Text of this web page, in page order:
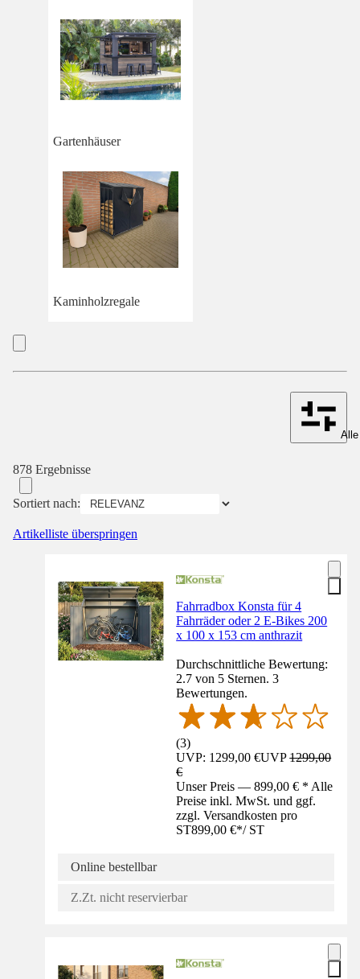
Gartenhäuser
Kaminholzregale
878 Ergebnisse
Sortiert nach:
Artikelliste überspringen
Fahrradbox Konsta für 4
Fahrräder oder 2 E-Bikes 200
x 100 x 153 cm anthrazit
Durchschnittliche Bewertung:
2.7 von 5 Sternen. 3
Bewertungen.
(3)
UVP: 1299,00 €UVP1299,00
€
Unser Preis — 899,00 € * Alle
Preise inkl. MwSt. und ggf.
zzgl. Versandkosten pro
ST899,00 €*/ ST
Online bestellbar
Z.Zt. nicht reservierbar